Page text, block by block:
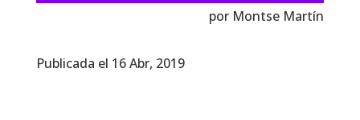
por Montse Martín
Publicada el 16 Abr, 2019